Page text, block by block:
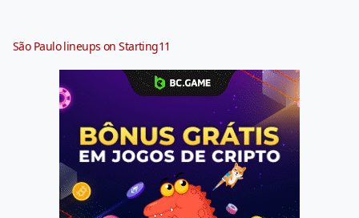
São Paulo lineups on Starting11